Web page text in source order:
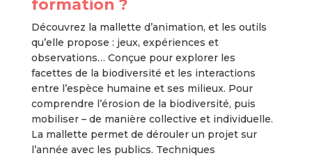
formation ?
Découvrez la mallette d’animation, et les outils
qu’elle propose : jeux, expériences et
observations… Conçue pour explorer les
facettes de la biodiversité et les interactions
entre l’espèce humaine et ses milieux. Pour
comprendre l’érosion de la biodiversité, puis
mobiliser – de manière collective et individuelle.
La mallette permet de dérouler un projet sur
l’année avec les publics. Techniques